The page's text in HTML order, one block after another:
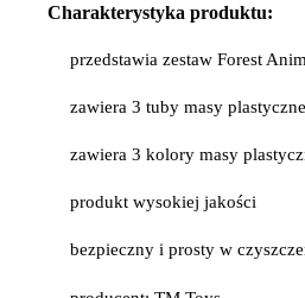
Charakterystyka produktu:
przedstawia zestaw Forest
zawiera 3 tuby masy
zawiera 3 kolory masy
produkt wysokiej jakości
bezpieczny i prosty w